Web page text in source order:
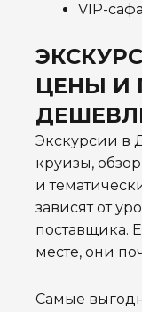
VIP-
ЦЕНЫ И
Экскурсии в
круизы,
и
зависят от
поставщика.
месте, они
Самые